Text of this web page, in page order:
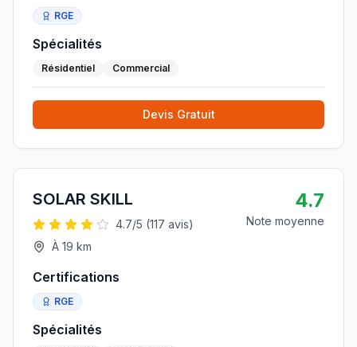
RGE
Spécialités
Résidentiel Commercial
Devis Gratuit
SOLAR SKILL
4.7/5 (117 avis)
À 19 km
4.7
Note moyenne
Certifications
RGE
Spécialités